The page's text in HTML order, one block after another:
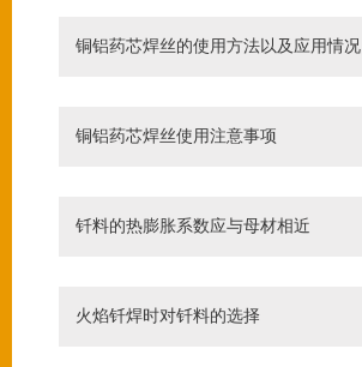
铜铝药芯焊丝的使用方法以及应用情况
铜铝药芯焊丝使用注意事项
钎料的热膨胀系数应与母材相近
火焰钎焊时对钎料的选择